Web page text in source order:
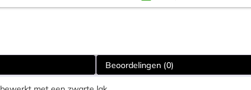
Beoordelingen (0)